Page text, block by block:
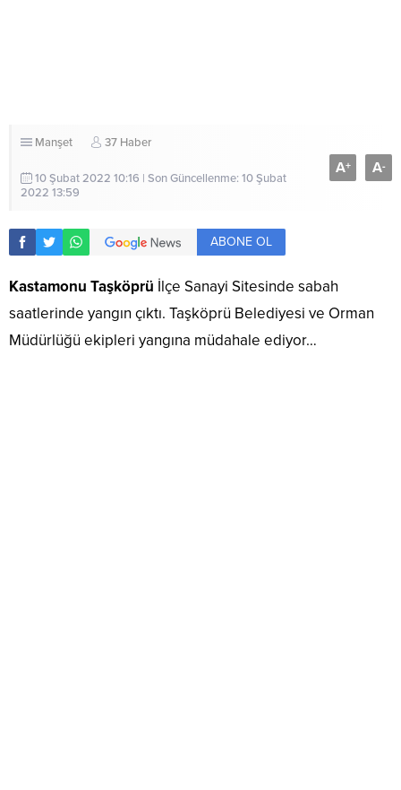
Manşet 37 Haber
10 Şubat 2022 10:16 | Son Güncellenme: 10 Şubat
2022 13:59
A+ A-
ABONE OL
Kastamonu Taşköprü İlçe Sanayi Sitesinde sabah
saatlerinde yangın çıktı. Taşköprü Belediyesi ve Orman
Müdürlüğü ekipleri yangına müdahale ediyor…